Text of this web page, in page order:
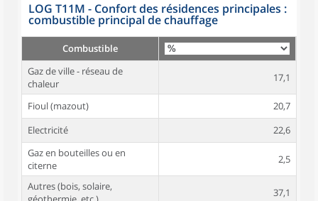
LOG T11M - Confort des résidences principales :
combustible principal de chauffage
Combustible
Gaz de ville - réseau de
chaleur
17,1
Fioul (mazout)
20,7
Electricité
22,6
Gaz en bouteilles ou en
citerne
2,5
Autres (bois, solaire,
37,1